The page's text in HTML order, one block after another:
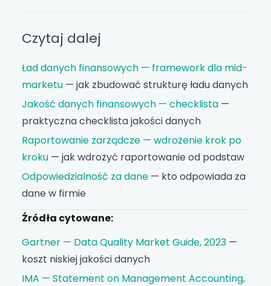
Czytaj dalej
Ład danych finansowych — framework dla mid-
marketu — jak zbudować strukturę ładu danych
Jakość danych finansowych — checklista —
praktyczna checklista jakości danych
Raportowanie zarządcze — wdrożenie krok po
kroku — jak wdrożyć raportowanie od podstaw
Odpowiedzialność za dane — kto odpowiada za
dane w firmie
Źródła cytowane:
Gartner — Data Quality Market Guide, 2023 —
koszt niskiej jakości danych
IMA — Statement on Management Accounting,